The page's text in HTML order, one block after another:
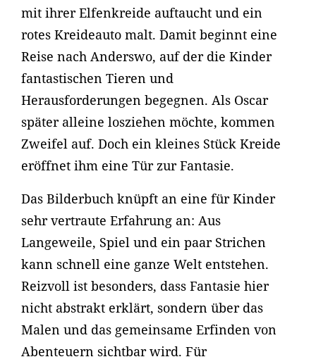
mit ihrer Elfenkreide auftaucht und ein
rotes Kreideauto malt. Damit beginnt eine
Reise nach Anderswo, auf der die Kinder
fantastischen Tieren und
Herausforderungen begegnen. Als Oscar
später alleine losziehen möchte, kommen
Zweifel auf. Doch ein kleines Stück Kreide
eröffnet ihm eine Tür zur Fantasie.
Das Bilderbuch knüpft an eine für Kinder
sehr vertraute Erfahrung an: Aus
Langeweile, Spiel und ein paar Strichen
kann schnell eine ganze Welt entstehen.
Reizvoll ist besonders, dass Fantasie hier
nicht abstrakt erklärt, sondern über das
Malen und das gemeinsame Erfinden von
Abenteuern sichtbar wird. Für